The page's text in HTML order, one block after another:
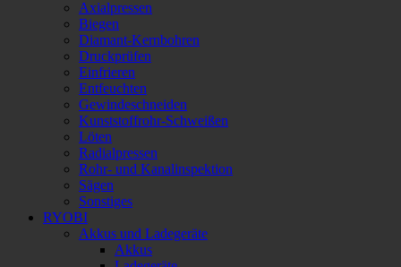
Axialpressen
Biegen
Diamant-Kernbohren
Druckprüfen
Einfrieren
Entfeuchten
Gewindeschneiden
Kunststoffrohr-Schweißen
Löten
Radialpressen
Rohr- und Kanalinspektion
Sägen
Sonstiges
RYOBI
Akkus und Ladegeräte
Akkus